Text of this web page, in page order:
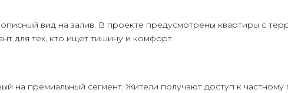
вид на залив. В проекте предусмотрены квартиры с
для тех, кто ищет тишину и комфорт.
на премиальный сегмент. Жители получают доступ к частному